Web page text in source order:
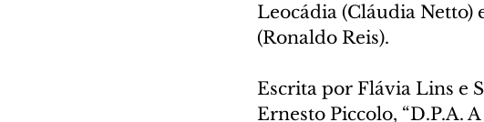
Leocádia (Cláudia
(Ronaldo Reis).
Escrita por Flávia Lins e
Ernesto Piccolo, “D.P.A.